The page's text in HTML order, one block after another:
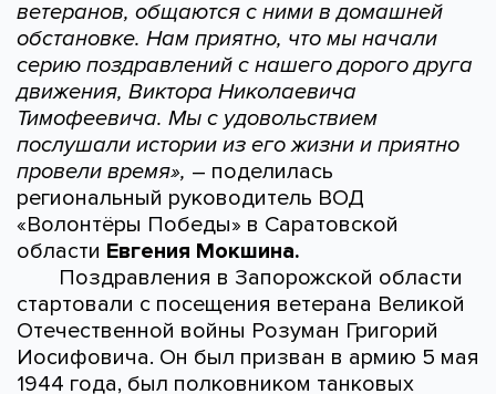
ветеранов, общаются с ними в домашней
обстановке. Нам приятно, что мы начали
серию поздравлений с нашего дорого друга
движения, Виктора Николаевича
Тимофеевича. Мы с удовольствием
послушали истории из его жизни и приятно
провели время», – поделилась
региональный руководитель ВОД
«Волонтёры Победы» в Саратовской
области Евгения Мокшина.
Поздравления в Запорожской области
стартовали с посещения ветерана Великой
Отечественной войны Розуман Григорий
Иосифовича. Он был призван в армию 5 мая
1944 года, был полковником танковых